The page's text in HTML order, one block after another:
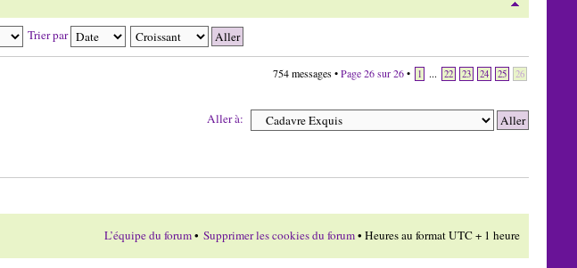
Trier par
754 messages •Page26sur26• 1 ... 22 23 24 25 26
Aller à:
L’équipe du forum• Supprimer les cookies du forum• Heures au format UTC + 1 heure